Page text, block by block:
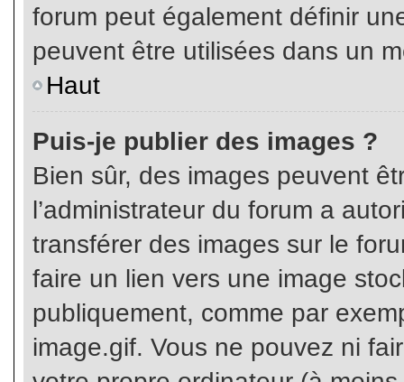
forum peut également définir
peuvent être utilisées dans un
Haut
Puis-je publier des images ?
Bien sûr, des images peuvent
l’administrateur du forum a
transférer des images sur le
faire un lien vers une image
publiquement, comme par
image.gif. Vous ne pouvez ni